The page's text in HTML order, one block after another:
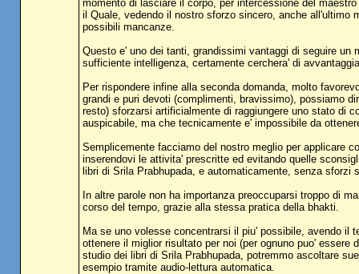
momento di lasciare il corpo, per intercessione del
il Quale, vedendo il nostro sforzo sincero, anche all'ultimo
possibili mancanze.
Questo e' uno dei tanti, grandissimi vantaggi di seguire
sufficiente intelligenza, certamente cerchera' di
Per rispondere infine alla seconda domanda, molto
grandi e puri devoti (complimenti, bravissimo), possiamo
resto) sforzarsi artificialmente di raggiungere uno stato di
auspicabile, ma che tecnicamente e' impossibile da
Semplicemente facciamo del nostro meglio per applicare
inserendovi le attivita' prescritte ed evitando quelle
libri di Srila Prabhupada, e automaticamente, senza
In altre parole non ha importanza preoccuparsi troppo di
corso del tempo, grazie alla stessa pratica della bhakti.
Ma se uno volesse concentrarsi il piu' possibile, avendo il
ottenere il miglior risultato per noi (per ognuno puo' essere
studio dei libri di Srila Prabhupada, potremmo ascoltare
esempio tramite audio-lettura automatica.